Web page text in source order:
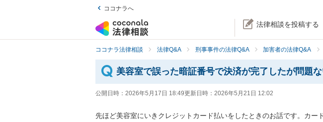
ココナラへ
法律相談を投稿する
ココナラ法律相談 法律Q&A 刑事事件の法律Q&A 加害者の法律Q&A
美容室で誤った暗証番号で決済が完了したが問題な
公開日時： 2026年5月17日 18:49更新日時： 2026年5月21日 12:02
先ほど美容室にいきクレジットカード払いをしたときのお話です。カー